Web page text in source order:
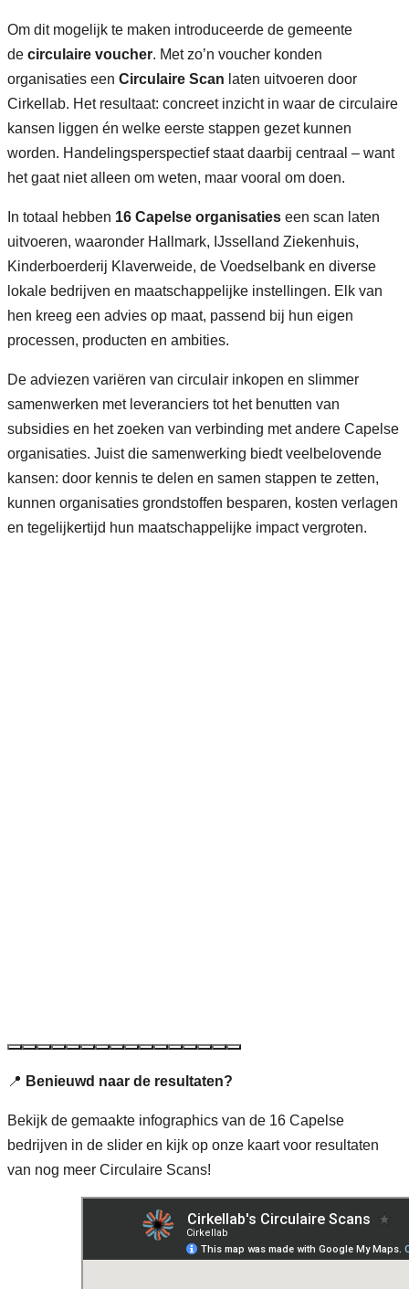
Om dit mogelijk te maken introduceerde de gemeente
de circulaire voucher. Met zo’n voucher konden
organisaties een Circulaire Scan laten uitvoeren door
Cirkellab. Het resultaat: concreet inzicht in waar de circulaire
kansen liggen én welke eerste stappen gezet kunnen
worden. Handelingsperspectief staat daarbij centraal – want
het gaat niet alleen om weten, maar vooral om doen.
In totaal hebben 16 Capelse organisaties een scan laten
uitvoeren, waaronder Hallmark, IJsselland Ziekenhuis,
Kinderboerderij Klaverweide, de Voedselbank en diverse
lokale bedrijven en maatschappelijke instellingen. Elk van
hen kreeg een advies op maat, passend bij hun eigen
processen, producten en ambities.
De adviezen variëren van circulair inkopen en slimmer
samenwerken met leveranciers tot het benutten van
subsidies en het zoeken van verbinding met andere Capelse
organisaties. Juist die samenwerking biedt veelbelovende
kansen: door kennis te delen en samen stappen te zetten,
kunnen organisaties grondstoffen besparen, kosten verlagen
en tegelijkertijd hun maatschappelijke impact vergroten.
📍 Benieuwd naar de resultaten?
Bekijk de gemaakte infographics van de 16 Capelse
bedrijven in de slider en kijk op onze kaart voor resultaten
van nog meer Circulaire Scans!